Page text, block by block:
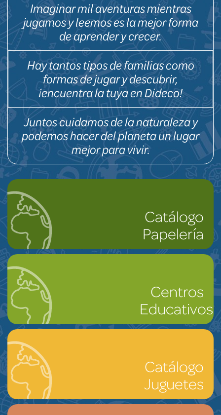
Imaginar mil aventuras mientras
jugamos y leemos es la mejor forma
de aprender y crecer.
Hay tantos tipos de familias como
formas de jugar y descubrir,
¡encuentra la tuya en Dideco!
Juntos cuidamos de la naturaleza y
podemos hacer del planeta un lugar
mejor para vivir.
Catálogo
Papelería
Centros
Educativos
Catálogo
Juguetes